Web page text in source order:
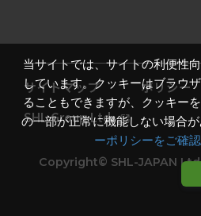
当サイトでは、サイトの利便性
しています。クッキーはブラウ
ることもできますが、クッキー
の一部が正常に機能しない場合が
ーポリシーをご確認
サイトマップ
ポリシー
SHL Group Ltd.
Copyright© SHL-JAPAN